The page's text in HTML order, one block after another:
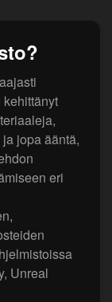
kehittänyt
jopa ääntä,
eri
Unreal